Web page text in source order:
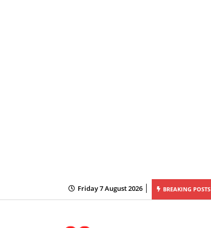
Friday 7 August 2026 BREAKING POSTS